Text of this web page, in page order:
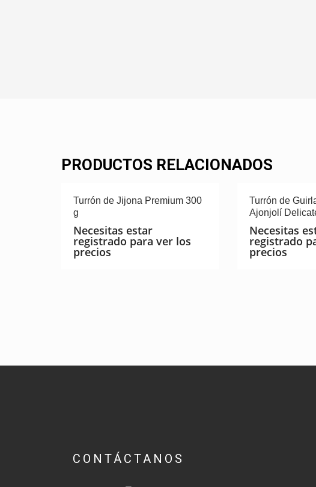
PRODUCTOS RELACIONADOS
Turrón de Jijona Premium 300
g
Necesitas estar
registrado para ver los
precios
Turrón de
Ajonjolí
Necesitas
registrado
precios
CONTÁCTANOS